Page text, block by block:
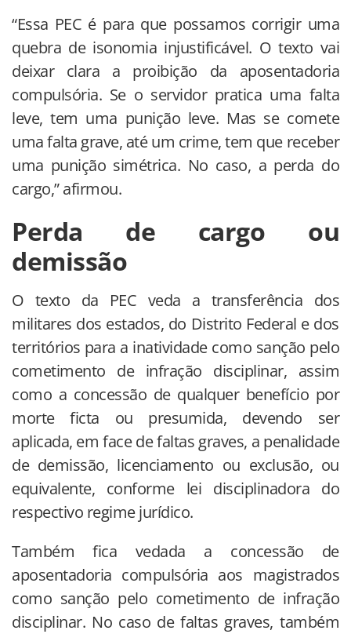
“Essa PEC é para que possamos corrigir uma
quebra de isonomia injustificável. O texto vai
deixar clara a proibição da aposentadoria
compulsória. Se o servidor pratica uma falta
leve, tem uma punição leve. Mas se comete
uma falta grave, até um crime, tem que receber
uma punição simétrica. No caso, a perda do
cargo,” afirmou.
Perda de cargo ou
demissão
O texto da PEC veda a transferência dos
militares dos estados, do Distrito Federal e dos
territórios para a inatividade como sanção pelo
cometimento de infração disciplinar, assim
como a concessão de qualquer benefício por
morte ficta ou presumida, devendo ser
aplicada, em face de faltas graves, a penalidade
de demissão, licenciamento ou exclusão, ou
equivalente, conforme lei disciplinadora do
respectivo regime jurídico.
Também fica vedada a concessão de
aposentadoria compulsória aos magistrados
como sanção pelo cometimento de infração
disciplinar. No caso de faltas graves, também